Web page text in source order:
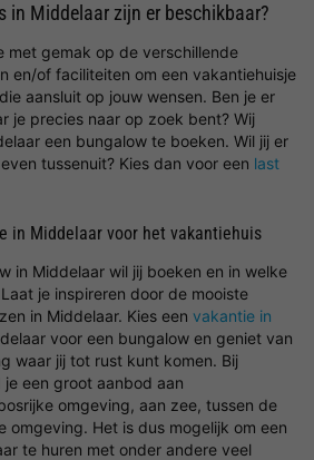
in Middelaar zijn er beschikbaar?
met gemak op de verschillende
en/of faciliteiten om een vakantiehuisje
aansluit op jouw wensen. Ben je er
je precies naar op zoek bent? Wij
een bungalow te boeken. Wil jij er
tussenuit? Kies dan voor een last
in Middelaar voor het vakantiehuis
in Middelaar wil jij boeken en in welke
je inspireren door de mooiste
in Middelaar. Kies een vakantie in
voor een bungalow en geniet van
waar jij tot rust kunt komen. Bij
een groot aanbod aan
omgeving, aan zee, tussen de
omgeving. Het is dus mogelijk om een
te huren met onder andere veel